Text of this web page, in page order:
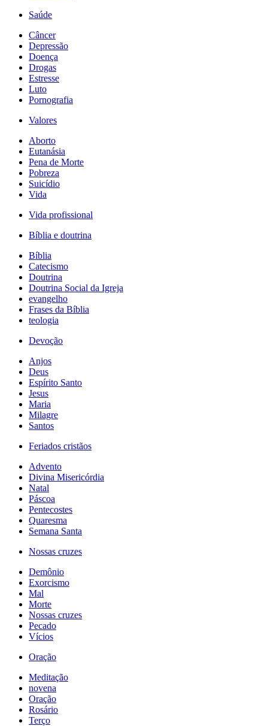
Saúde
Câncer
Depressão
Doença
Drogas
Estresse
Luto
Pornografia
Valores
Aborto
Eutanásia
Pena de Morte
Pobreza
Suicídio
Vida
Vida profissional
Bíblia e doutrina
Bíblia
Catecismo
Doutrina
Doutrina Social da Igreja
evangelho
Frases da Bíblia
teologia
Devoção
Anjos
Deus
Espírito Santo
Jesus
Maria
Milagre
Santos
Feriados cristãos
Advento
Divina Misericórdia
Natal
Páscoa
Pentecostes
Quaresma
Semana Santa
Nossas cruzes
Demônio
Exorcismo
Mal
Morte
Nossas cruzes
Pecado
Vícios
Oração
Meditação
novena
Oração
Rosário
Terço